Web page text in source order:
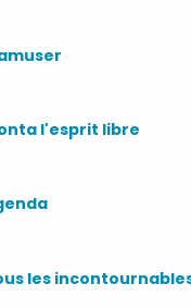
l'esprit libre
les